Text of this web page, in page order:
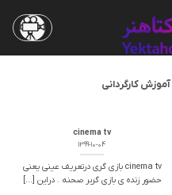
آموزش کارگردانی
cinema tv
1399-10-04
cinema tv بازی گری درتعریف عینی یعنی
حضور زنده ی بازی گربر صحنه . دراین [...]